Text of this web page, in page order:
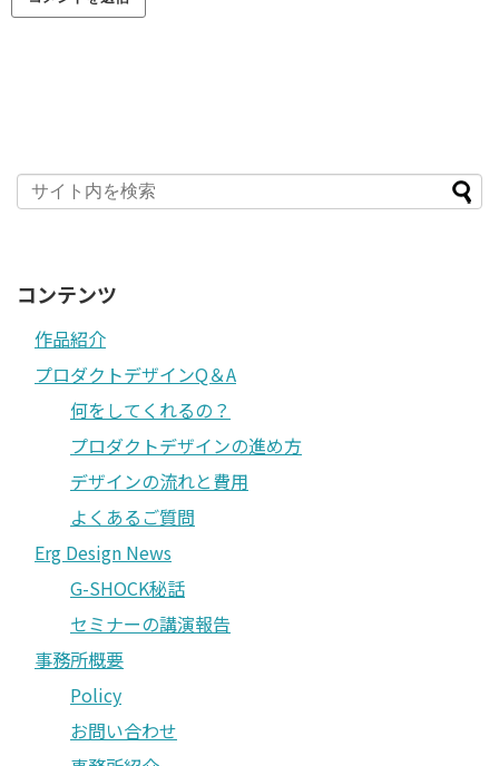
コンテンツ
作品紹介
プロダクトデザインQ＆A
何をしてくれるの？
プロダクトデザインの進め方
デザインの流れと費用
よくあるご質問
Erg Design News
G-SHOCK秘話
セミナーの講演報告
事務所概要
Policy
お問い合わせ